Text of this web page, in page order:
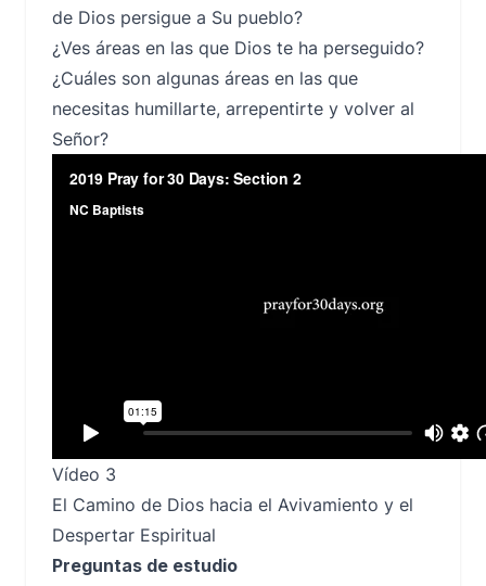
de Dios persigue a Su pueblo?
¿Ves áreas en las que Dios te ha perseguido?
¿Cuáles son algunas áreas en las que
necesitas humillarte, arrepentirte y volver al
Señor?
Vídeo 3
El Camino de Dios hacia el Avivamiento y el
Despertar Espiritual
Preguntas de estudio